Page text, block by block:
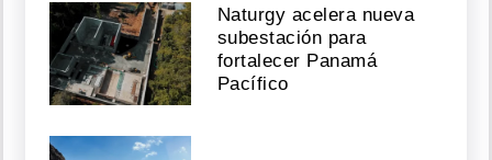
Naturgy acelera nueva
subestación para
fortalecer Panamá
Pacífico